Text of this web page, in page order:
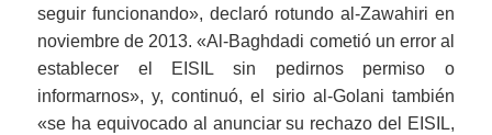
seguir funcionando», declaró rotundo al-Zawahiri en
noviembre de 2013. «Al-Baghdadi cometió un error al
establecer el EISIL sin pedirnos permiso o
informarnos», y, continuó, el sirio al-Golani también
«se ha equivocado al anunciar su rechazo del EISIL,